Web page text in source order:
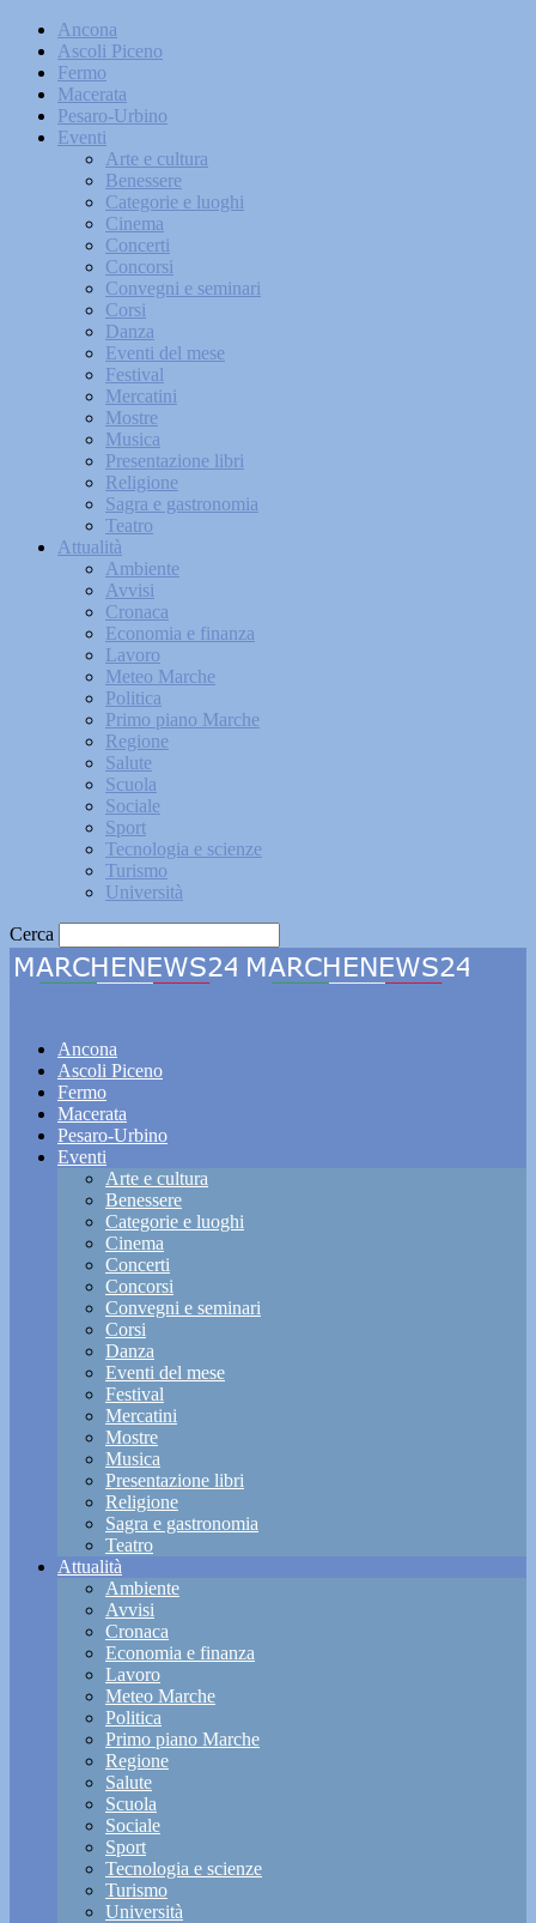
Ancona
Ascoli Piceno
Fermo
Macerata
Pesaro-Urbino
Eventi
Arte e cultura
Benessere
Categorie e luoghi
Cinema
Concerti
Concorsi
Convegni e seminari
Corsi
Danza
Eventi del mese
Festival
Mercatini
Mostre
Musica
Presentazione libri
Religione
Sagra e gastronomia
Teatro
Attualità
Ambiente
Avvisi
Cronaca
Economia e finanza
Lavoro
Meteo Marche
Politica
Primo piano Marche
Regione
Salute
Scuola
Sociale
Sport
Tecnologia e scienze
Turismo
Università
Cerca
Ancona
Ascoli Piceno
Fermo
Macerata
Pesaro-Urbino
Eventi
Arte e cultura
Benessere
Categorie e luoghi
Cinema
Concerti
Concorsi
Convegni e seminari
Corsi
Danza
Eventi del mese
Festival
Mercatini
Mostre
Musica
Presentazione libri
Religione
Sagra e gastronomia
Teatro
Attualità
Ambiente
Avvisi
Cronaca
Economia e finanza
Lavoro
Meteo Marche
Politica
Primo piano Marche
Regione
Salute
Scuola
Sociale
Sport
Tecnologia e scienze
Turismo
Università